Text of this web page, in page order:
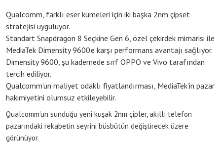
Qualcomm, farklı eser kümeleri için iki başka 2nm çipset
stratejisi uyguluyor.
Standart Snapdragon 8 Seçkine Gen 6, özel çekirdek mimarisi ile
MediaTek Dimensity 9600’e karşı performans avantajı sağlıyor.
Dimensity 9600, şu kademede sırf OPPO ve Vivo tarafından
tercih ediliyor.
Qualcomm’un maliyet odaklı fiyatlandırması, MediaTek’in pazar
hakimiyetini olumsuz etkileyebilir.
Qualcomm’un sunduğu yeni kuşak 2nm çipler, akıllı telefon
pazarındaki rekabetin seyrini büsbütün değiştirecek üzere
görünüyor.